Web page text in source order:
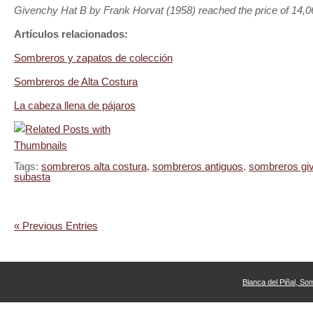
Givenchy Hat B by Frank Horvat (1958) reached the price of
Artículos relacionados:
Sombreros y zapatos de colección
Sombreros de Alta Costura
La cabeza llena de pájaros
Tags: sombreros alta costura, sombreros antiguos, sombreros
subasta
« Previous Entries
Blanca del Piñal,